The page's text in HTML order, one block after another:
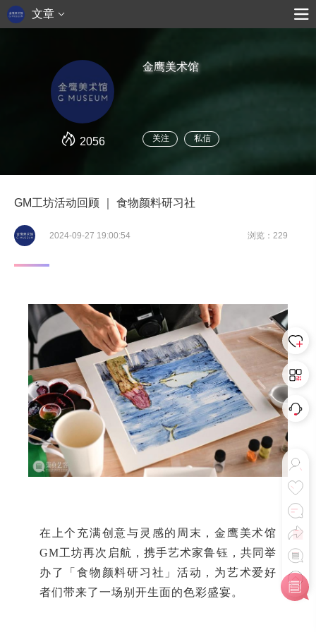
文章
2056
金鹰美术馆
关注 私信
GM工坊活动回顾 ｜ 食物颜料研习社
2024-09-27 19:00:54 浏览：229
在上个充满创意与灵感的周末，金鹰美术馆
GM工坊再次启航，携手艺术家鲁钰，共同举
办了「食物颜料研习社」活动，为艺术爱好
者们带来了一场别开生面的色彩盛宴。